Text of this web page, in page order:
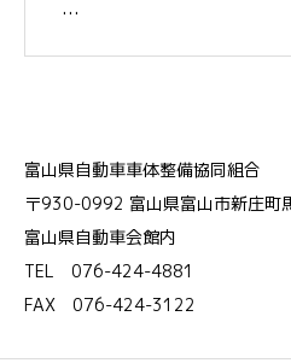
…
富山県自動車車体整備協同組合
〒930-0992 富山県富山市新庄町
富山県自動車会館内
TEL 076-424-4881
FAX 076-424-3122